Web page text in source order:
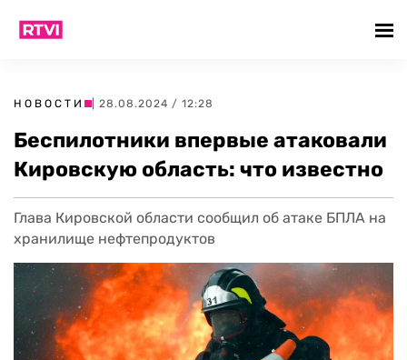
НОВОСТИ | 28.08.2024 / 12:28
Беспилотники впервые атаковали
Кировскую область: что известно
Глава Кировской области сообщил об атаке БПЛА на
хранилище нефтепродуктов